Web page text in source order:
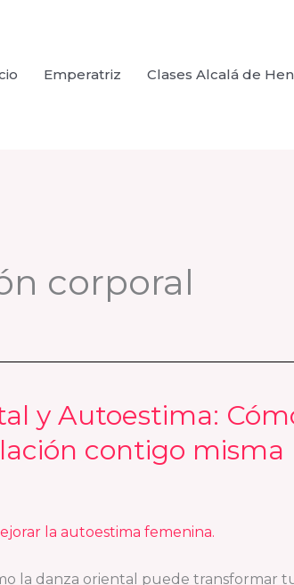
Emperatriz Clases Alcalá de
corporal
y Autoestima:
contigo misma
la danza oriental puede transformar